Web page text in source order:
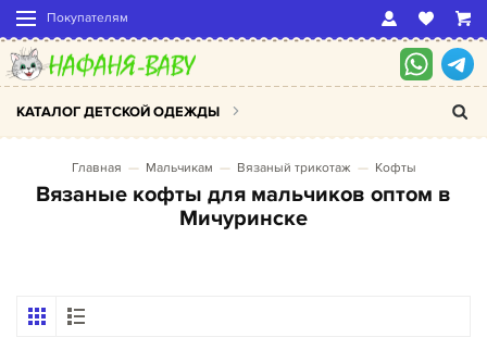
Покупателям
КАТАЛОГ ДЕТСКОЙ ОДЕЖДЫ
Главная Мальчикам Вязаный трикотаж Кофты
Вязаные кофты для мальчиков оптом в
Мичуринске